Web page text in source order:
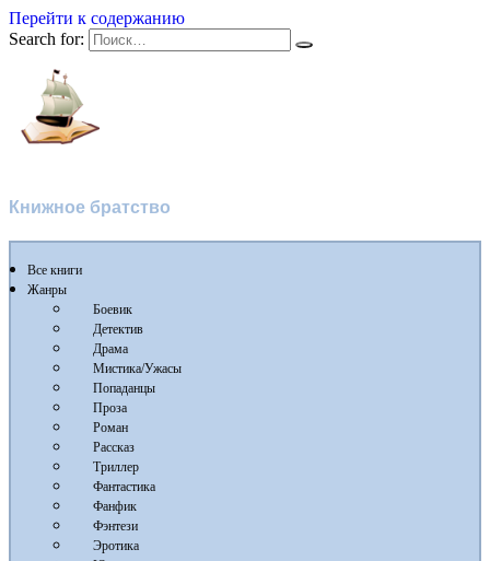
Перейти к содержанию
Search for:
Книжное братство
Все книги
Жанры
Боевик
Детектив
Драма
Мистика/Ужасы
Попаданцы
Проза
Роман
Рассказ
Триллер
Фантастика
Фанфик
Фэнтези
Эротика